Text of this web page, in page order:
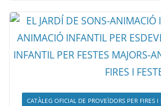
CATÀLEG OFICIAL DE PROVEÏDORS PER FIRES